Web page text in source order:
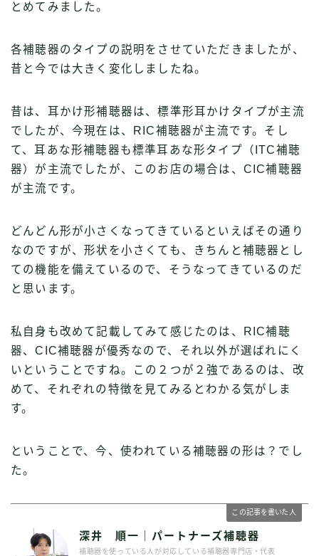
とめてみました。
各補聴器のタイプの説明をさせていただきましたが、
昔と今では大きく変化しましたね。
昔は、耳かけ形補聴器は、標準形耳かけタイプが主流
でしたが、今現在は、RIC補聴器が主流です。そし
て、耳あな形補聴器も標準耳あな形タイプ（ITC補聴
器）が主流でしたが、このお店の場合は、CIC補聴器
が主流です。
どんどん形が小さくなってきているといえばその通り
なのですが、形状を小さくても、きちんと補聴器とし
ての機能を備えているので、そうなってきているのだ
と思います。
私自身も改めて記載してみて感じたのは、RIC補聴
器、CIC補聴器が優秀なので、それ以外が選ばれにく
いということですね。この２つが２強であるのは、改
めて、それぞれの特徴を見てみるとわかる気がしま
す。
ということで、今、使われている補聴器の形は？でし
た。
この記事を書いた人
深井 順一｜パートナーズ補聴器
補聴器を使っている人が対応している補聴器専門店・代表